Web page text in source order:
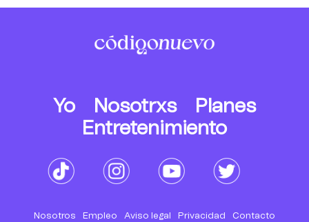
Yo Nosotrxs
Planes
Entretenimiento
Nosotros Empleo Aviso legal Privacidad Contacto